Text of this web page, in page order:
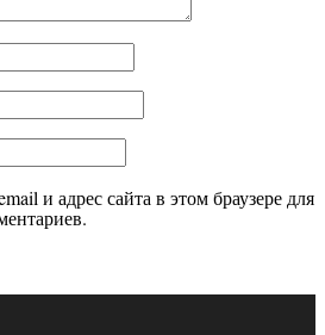
и адрес сайта в этом браузере для